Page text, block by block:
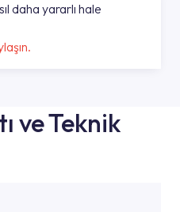
daha yararlı hale
ve Teknik